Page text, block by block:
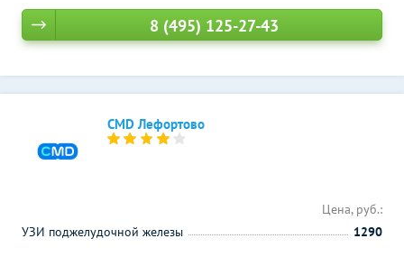
8 (495) 125-27-43
CMD Лефортово
Цена, руб.:
УЗИ поджелудочной железы
1290